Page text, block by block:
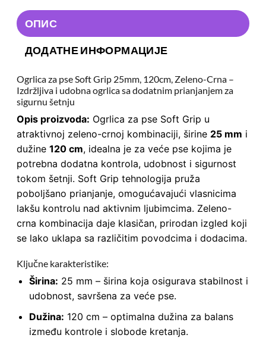
ОПИС
ДОДАТНЕ ИНФОРМАЦИЈЕ
Ogrlica za pse Soft Grip 25mm, 120cm, Zeleno-Crna –
Izdržljiva i udobna ogrlica sa dodatnim prianjanjem za
sigurnu šetnju
Opis proizvoda: Ogrlica za pse Soft Grip u
atraktivnoj zeleno-crnoj kombinaciji, širine 25 mm i
dužine 120 cm, idealna je za veće pse kojima je
potrebna dodatna kontrola, udobnost i sigurnost
tokom šetnji. Soft Grip tehnologija pruža
poboljšano prianjanje, omogućavajući vlasnicima
lakšu kontrolu nad aktivnim ljubimcima. Zeleno-
crna kombinacija daje klasičan, prirodan izgled koji
se lako uklapa sa različitim povodcima i dodacima.
Ključne karakteristike:
Širina: 25 mm – širina koja osigurava stabilnost i
udobnost, savršena za veće pse.
Dužina: 120 cm – optimalna dužina za balans
između kontrole i slobode kretanja.